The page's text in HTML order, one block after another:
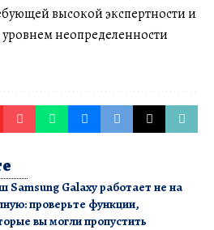
высокой экспертности и
неопределенности
Samsung Galaxy работает не на
проверьте функции,
вы могли пропустить